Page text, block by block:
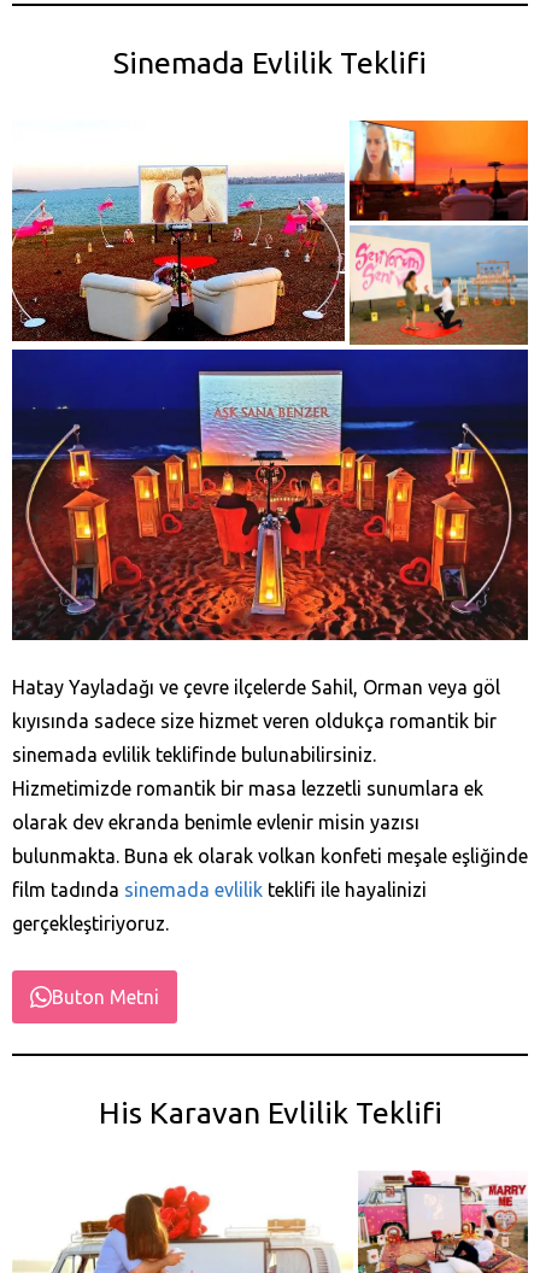
Sinemada Evlilik Teklifi
Hatay Yayladağı‎ ve çevre ilçelerde Sahil, Orman veya göl
kıyısında sadece size hizmet veren oldukça romantik bir
sinemada evlilik teklifinde bulunabilirsiniz.
Hizmetimizde romantik bir masa lezzetli sunumlara ek
olarak dev ekranda benimle evlenir misin yazısı
bulunmakta. Buna ek olarak volkan konfeti meşale eşliğinde
film tadında sinemada evlilik teklifi ile hayalinizi
gerçekleştiriyoruz.
Buton Metni
His Karavan Evlilik Teklifi